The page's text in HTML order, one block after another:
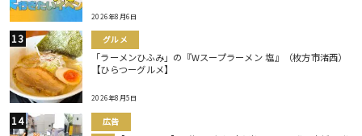
2026年8月6日
グルメ
「ラーメンひふみ」の『Wスープラーメン 塩』（枚方市渚西）
【ひらつーグルメ】
2026年8月5日
広告